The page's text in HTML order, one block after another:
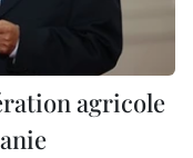
agricole